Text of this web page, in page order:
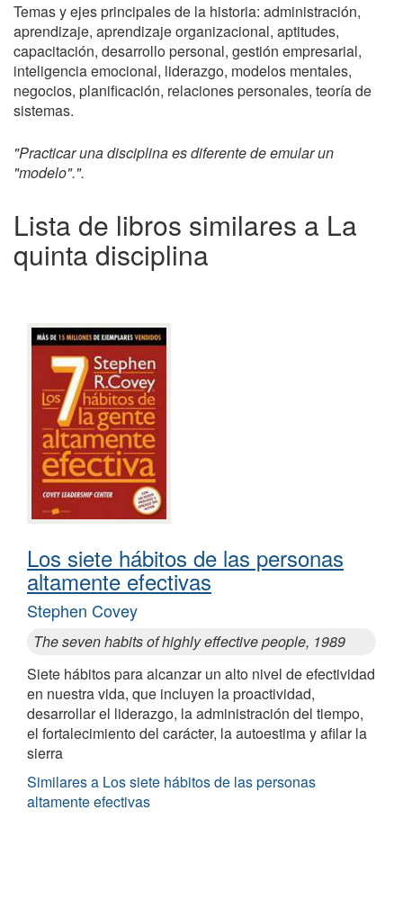
Temas y ejes principales de la historia: administración,
aprendizaje, aprendizaje organizacional, aptitudes,
capacitación, desarrollo personal, gestión empresarial,
inteligencia emocional, liderazgo, modelos mentales,
negocios, planificación, relaciones personales, teoría de
sistemas.
"Practicar una disciplina es diferente de emular un
"modelo".".
Lista de libros similares a La
quinta disciplina
Los siete hábitos de las personas
altamente efectivas
Stephen Covey
The seven habits of highly effective people, 1989
Siete hábitos para alcanzar un alto nivel de efectividad
en nuestra vida, que incluyen la proactividad,
desarrollar el liderazgo, la administración del tiempo,
el fortalecimiento del carácter, la autoestima y afilar la
sierra
Similares a Los siete hábitos de las personas
altamente efectivas